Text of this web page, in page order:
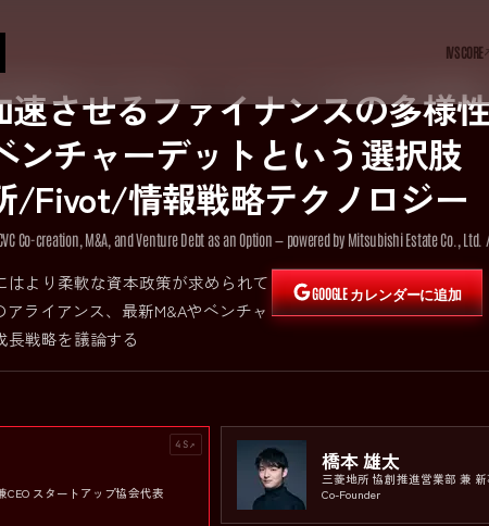
IVS CORE
TIME
11:00–12:00
】 成長を加
、M&A、ベ
by三菱地所/
速させるファイナンスの多様
ンチャーデットという選択肢
/Fivot/情報戦略テクノロジー
Co-creation, M&A, and Venture Debt as an Option — powered by Mitsubishi Estate Co.,
より柔軟な資本政策が求められて
ライアンス、最新M&Aやベンチャ
長戦略を議論する
GOOGLE カレンダーに追加
スタートアップ協会代表
4S↗
橋本 雄太
三菱地所 協創推進営業部 兼
Co-Founder